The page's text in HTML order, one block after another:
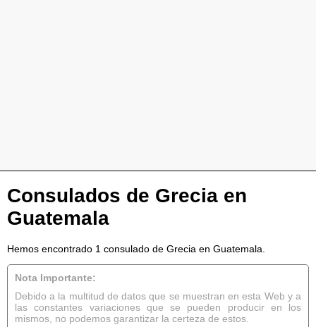
Consulados de Grecia en
Guatemala
Hemos encontrado 1 consulado de Grecia en Guatemala.
Nota Importante:
Debido a la multitud de datos que se muestran en esta Web y a
las constantes variaciones que se pueden producir en los
mismos, no podemos garantizar la certeza de estos.